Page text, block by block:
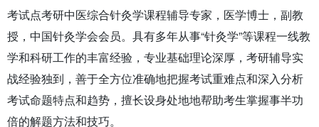
考试点考研中医综合针灸学课程辅导专家，医学博士，副教
授，中国针灸学会会员。具有多年从事“针灸学”等课程一线教
学和科研工作的丰富经验，专业基础理论深厚，考研辅导实
战经验独到，善于全方位准确地把握考试重难点和深入分析
考试命题特点和趋势，擅长设身处地地帮助考生掌握事半功
倍的解题方法和技巧。